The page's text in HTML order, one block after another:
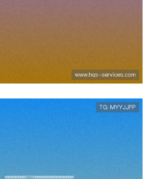
卓官网助你掌握2026年
新闻动态与赛事精彩